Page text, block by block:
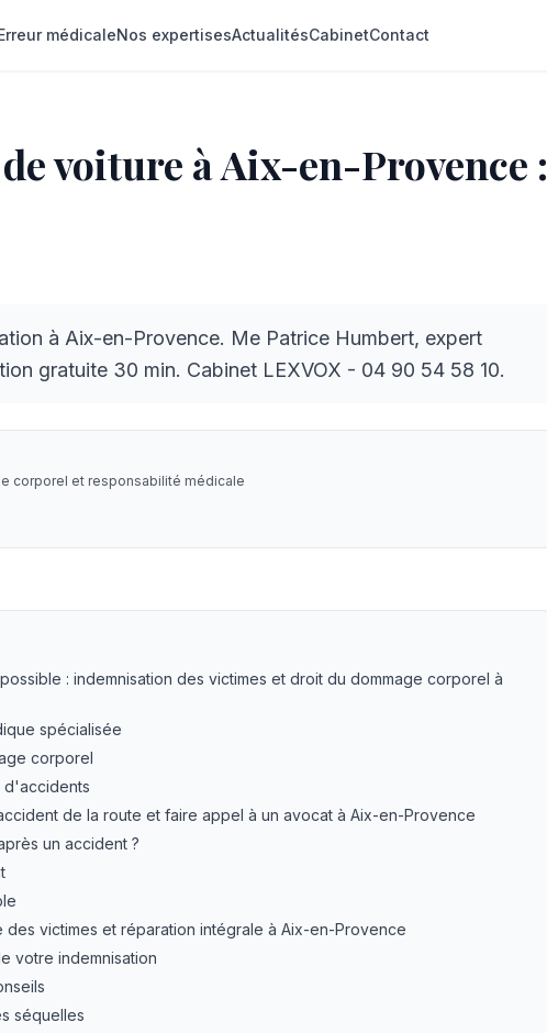
médicaleNos expertisesActualitésCabinetContact
voiture à Aix-en-Provence :
à Aix-en-Provence. Me Patrice Humbert, expert
gratuite 30 min. Cabinet LEXVOX - 04 90 54 58 10.
corporel et responsabilité médicale
: indemnisation des victimes et droit du dommage corporel à
spécialisée
corporel
d'accidents
de la route et faire appel à un avocat à Aix-en-Provence
un accident ?
des victimes et réparation intégrale à Aix-en-Provence
votre indemnisation
séquelles